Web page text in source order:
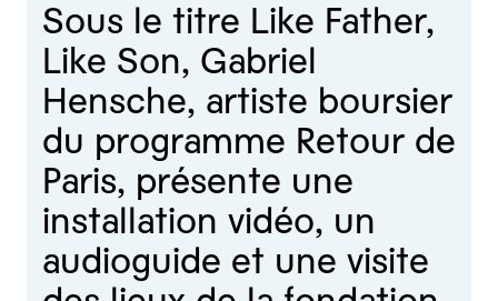
Sous le titre Like Father,
Like Son, Gabriel
Hensche, artiste boursier
du programme Retour de
Paris, présente une
installation vidéo, un
audioguide et une visite